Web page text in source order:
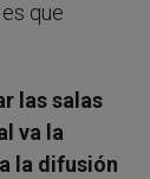
que
las salas
va la
la difusión